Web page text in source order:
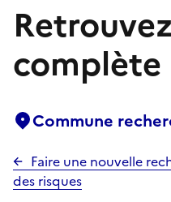
complète
Commune
Faire une nouvelle
des risques